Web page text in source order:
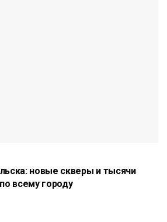
новые скверы и тысячи
всему городу